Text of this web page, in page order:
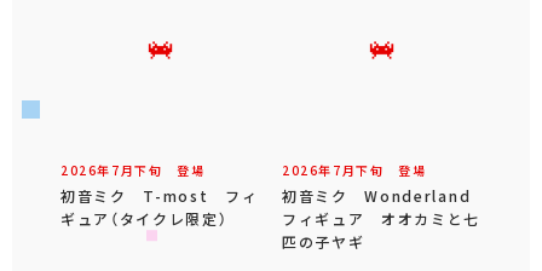
2026年 7 月下旬 登場
初音ミク T-most フィ
ギュア（タイクレ限定）
2026年 7 月下旬 登場
初音ミク Wonderland
フィギュア オオカミと七
匹の子ヤギ